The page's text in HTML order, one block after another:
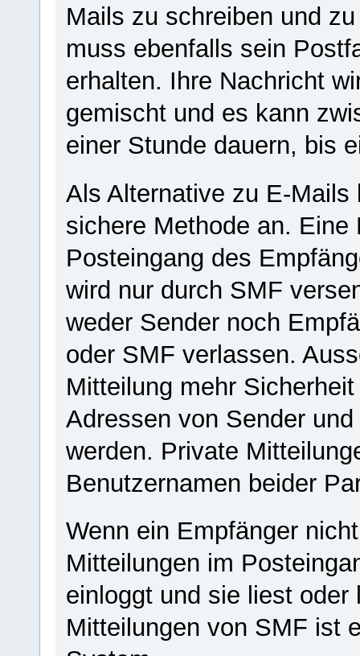
Mails zu schreiben und
muss ebenfalls sein
erhalten. Ihre Nachricht
gemischt und es kann
einer Stunde dauern, bis
Als Alternative zu E-
sichere Methode an.
Posteingang des
wird nur durch SMF
weder Sender noch
oder SMF verlassen.
Mitteilung mehr
Adressen von Sender
werden. Private
Benutzernamen beider
Wenn ein Empfänger
Mitteilungen im
einloggt und sie liest
Mitteilungen von SMF ist